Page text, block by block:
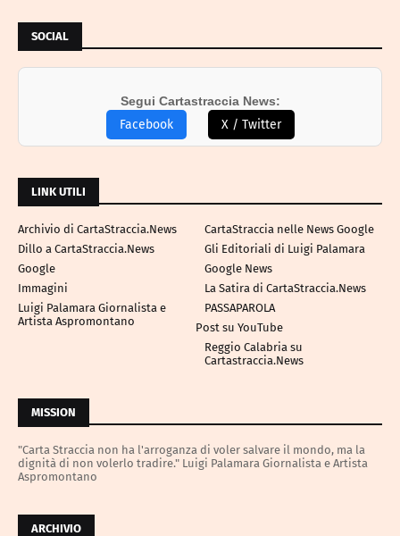
SOCIAL
Segui Cartastraccia News:
Facebook X / Twitter
LINK UTILI
Archivio di CartaStraccia.News
CartaStraccia nelle News Google
Dillo a CartaStraccia.News
Gli Editoriali di Luigi Palamara
Google
Google News
Immagini
La Satira di CartaStraccia.News
Luigi Palamara Giornalista e
Artista Aspromontano
PASSAPAROLA
Post su YouTube
Reggio Calabria su
Cartastraccia.News
MISSION
"Carta Straccia non ha l'arroganza di voler salvare il mondo, ma la
dignità di non volerlo tradire." Luigi Palamara Giornalista e Artista
Aspromontano
ARCHIVIO